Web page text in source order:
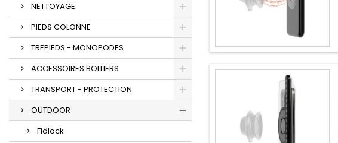
NETTOYAGE
PIEDS COLONNE
TREPIEDS - MONOPODES
ACCESSOIRES BOITIERS
TRANSPORT - PROTECTION
OUTDOOR
Fidlock